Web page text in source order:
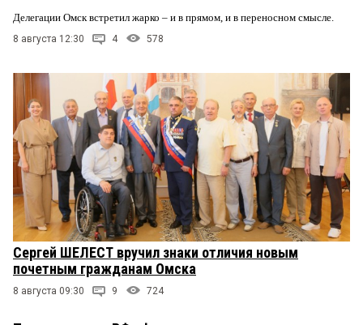
Делегации Омск встретил жарко – и в прямом, и в переносном смысле.
8 августа 12:30 4 578
Сергей ШЕЛЕСТ вручил знаки отличия новым
почетным гражданам Омска
8 августа 09:30 9 724